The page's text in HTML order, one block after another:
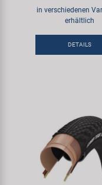
Transport & Abstellen
Novatec
Trail-Gator
in verschiedenen
erhältlich
DETAILS